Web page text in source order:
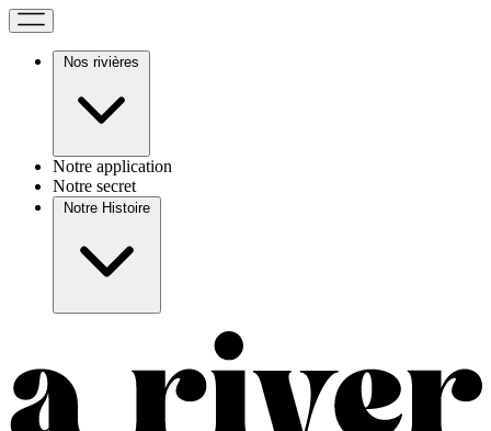
Nos rivières
Notre application
Notre secret
Notre Histoire